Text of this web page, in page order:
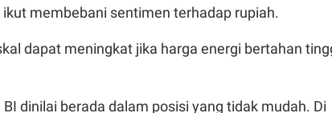
membebani sentimen terhadap rupiah.
dapat meningkat jika harga energi bertahan
dinilai berada dalam posisi yang tidak mudah. Di